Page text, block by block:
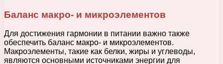
Баланс макро- и микроэлементов
Для достижения гармонии в питании важно также
обеспечить баланс макро- и микроэлементов.
Макроэлементы, такие как белки, жиры и углеводы,
являются основными источниками энергии для